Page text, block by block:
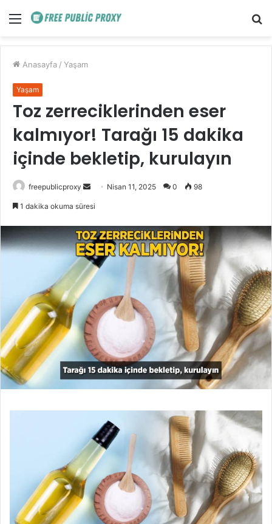
Menü
Anasayfa / Yaşam
Yaşam
Toz zerreciklerinden eser
kalmıyor! Tarağı 15 dakika
içinde bekletip, kurulayın
freepublicproxy
Bir
göndermek
Nisan 11, 2025 0 98
1 dakika okuma süresi